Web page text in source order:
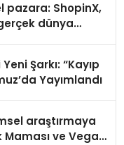
pazara: ShopinX,
dünya
Şarkı: “Kayıp
Yayımlandı
araştırmaya
ve Vegan